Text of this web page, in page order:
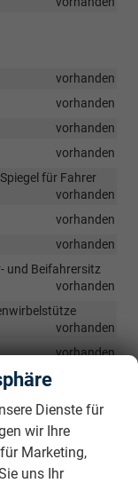
vorhanden
vorhanden
vorhanden
vorhanden
für Fahrer
vorhanden
vorhanden
vorhanden
und Beifahrersitz
vorhanden
vorhanden
vorhanden
mit
vorhanden
vorhanden
vorhanden
Dienste für
wir Ihre
Marketing,
uns Ihr